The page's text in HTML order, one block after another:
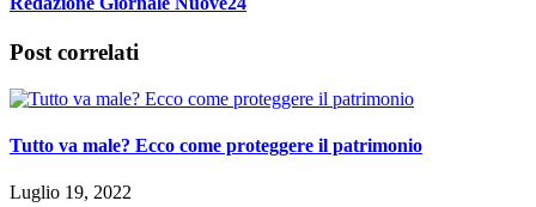
Post correlati
Tutto va male? Ecco come proteggere il patrimonio
Luglio 19, 2022